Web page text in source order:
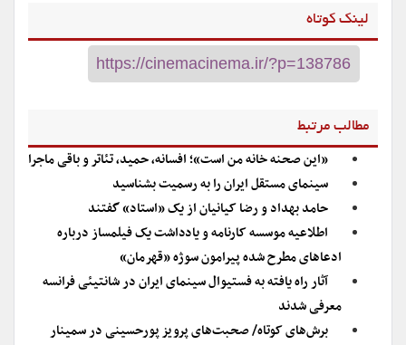
لینک کوتاه
مطالب مرتبط
«این صحنه خانه من است»؛ افسانه، حمید، تئاتر و باقی ماجرا
سینمای مستقل ایران را به رسمیت بشناسید
حامد بهداد و رضا کیانیان از یک «استاد» گفتند
اطلاعیه موسسه کارنامه و یادداشت یک فیلمساز درباره
ادعاهای مطرح شده پیرامون سوژه «قهرمان»
آثار راه یافته به فستیوال سینمای ایران در شانتیئی فرانسه
معرفی شدند
برش‌های کوتاه/ صحبت‌های پرویز پورحسینی در سمینار